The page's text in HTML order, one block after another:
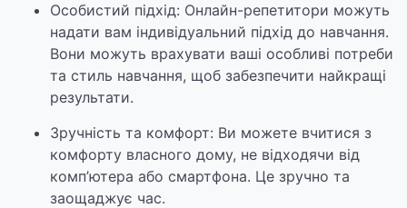
Особистий підхід: Онлайн-репетитори можуть
надати вам індивідуальний підхід до навчання.
Вони можуть врахувати ваші особливі потреби
та стиль навчання, щоб забезпечити найкращі
результати.
Зручність та комфорт: Ви можете вчитися з
комфорту власного дому, не відходячи від
комп’ютера або смартфона. Це зручно та
заощаджує час.